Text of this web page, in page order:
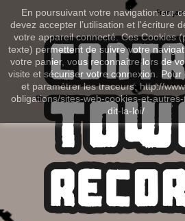
En poursuivant votre navigation sur
devez accepter l’utilisation et l'écriture
votre appareil connecté. Ces Cookies
texte) permettent de suivre votre
votre panier, vous reconnaitre lors de
visite et sécuriser votre connexion. Pour
et paramétrer les traceurs: http://
obligations/sites-web-cookies-et-
dit-la-loi/
Français